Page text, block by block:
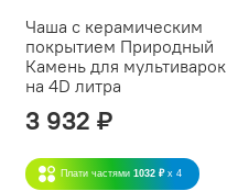
Чаша с керамическим
покрытием Природный
Камень для мультиварок
на 4D литра
3 932 ₽
Плати частями 1032 ₽ x 4